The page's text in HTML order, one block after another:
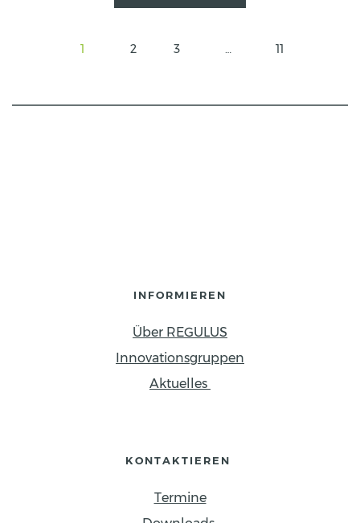
1 2 3 … 11
INFORMIEREN
Über REGULUS
Innovationsgruppen
Aktuelles
KONTAKTIEREN
Termine